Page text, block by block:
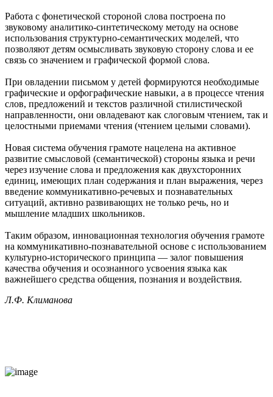
Работа с фонетической стороной слова построена по
звуковому аналитико-синтетическому методу на основе
использования структурно-семантических моделей, что
позволяют детям осмысливать звуковую сторону слова и ее
связь со значением и графической формой слова.
При овладении письмом у детей формируются необходимые
графические и орфографические навыки, а в процессе чтения
слов, предложений и текстов различной стилистической
направленности, они овладевают как слоговым чтением, так и
целостными приемами чтения (чтением целыми словами).
Новая система обучения грамоте нацелена на активное
развитие смысловой (семантической) стороны языка и речи
через изучение слова и предложения как двухсторонних
единиц, имеющих план содержания и план выражения, через
введение коммуникативно-речевых и познавательных
ситуаций, активно развивающих не только речь, но и
мышление младших школьников.
Таким образом, инновационная технология обучения грамоте
на коммуникативно-познавательной основе с использованием
культурно-исторического принципа — залог повышения
качества обучения и осознанного усвоения языка как
важнейшего средства общения, познания и воздействия.
Л.Ф. Климанова